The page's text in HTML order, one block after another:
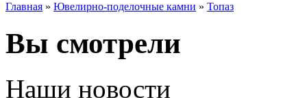
Главная » Ювелирно-поделочные камни » Топаз
Вы смотрели
Наши новости